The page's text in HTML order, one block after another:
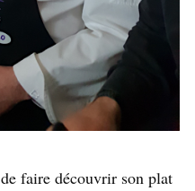
de faire découvrir son plat